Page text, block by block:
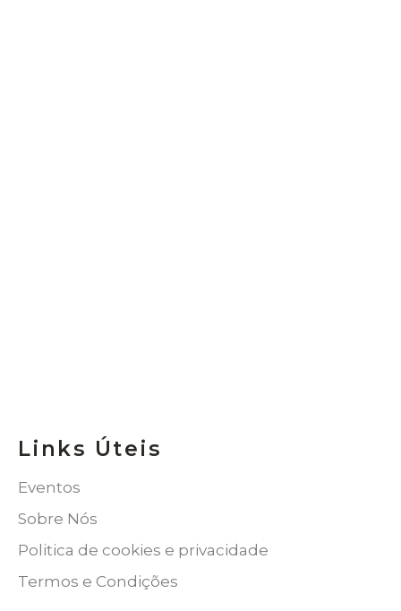
Links Úteis
Eventos
Sobre Nós
Politica de cookies e privacidade
Termos e Condições